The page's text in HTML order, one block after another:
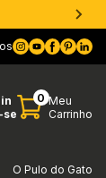
se
0 Meu
Carrinho
O Pulo do Gato